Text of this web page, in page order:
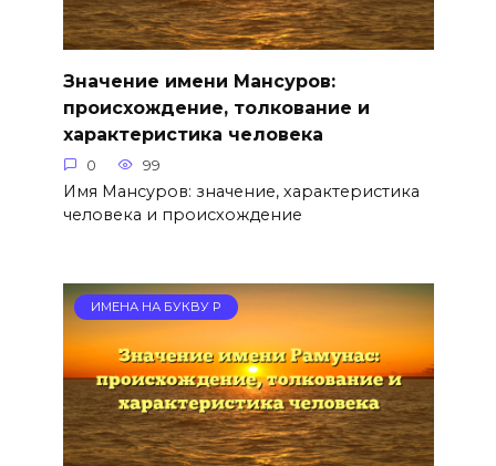
Значение имени Мансуров:
происхождение, толкование и
характеристика человека
0 99
Имя Мансуров: значение, характеристика
человека и происхождение
ИМЕНА НА БУКВУ Р